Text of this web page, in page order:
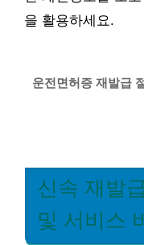
을 활용하세요.
운전면허증 재발급
신속 재발
및 서비스